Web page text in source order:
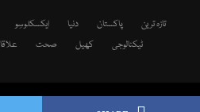
تازہ ترین پاکستان دنیا ایکسکلوسِو
ٹیکنالوجی
کھیل صحت
SADAESACH NEWS